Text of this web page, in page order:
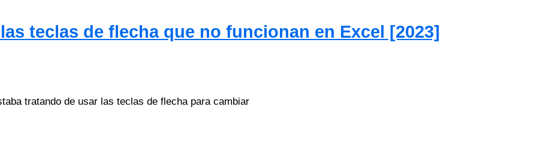
teclas de flecha que no funcionan en Excel [2023]
tratando de usar las teclas de flecha para cambiar